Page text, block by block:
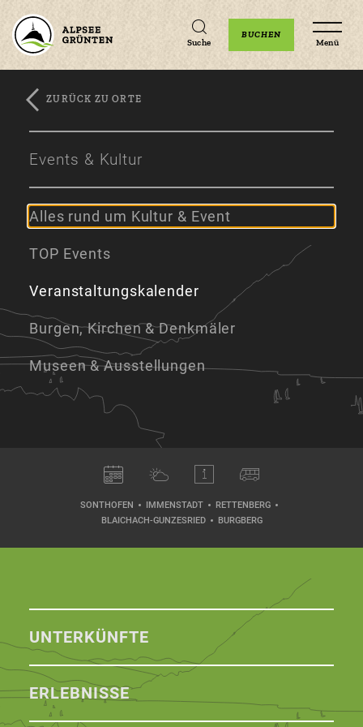
Zum
Zur
Zum
Suche
BUCHEN
Menü
ZURÜCK ZU ORTE
Events & Kultur
Alles rund um Kultur & Event
TOP Events
Veranstaltungskalender
Burgen, Kirchen & Denkmäler
Museen & Ausstellungen
SONTHOFEN IMMENSTADT
RETTENBERG
BLAICHACH-GUNZESRIED
BURGBERG
UNTERKÜNFTE
ERLEBNISSE
Unterkünfte Veranstaltungen